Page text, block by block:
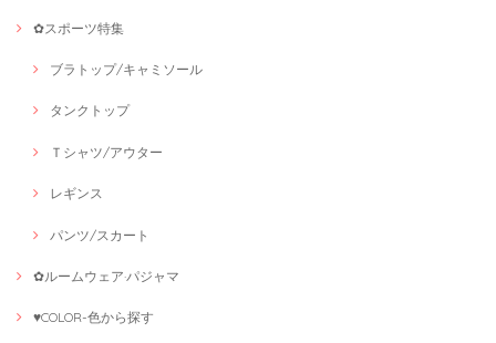
✿スポーツ特集
ブラトップ/キャミソール
タンクトップ
Ｔシャツ/アウター
レギンス
パンツ/スカート
✿ルームウェア·パジャマ
♥COLOR-色から探す